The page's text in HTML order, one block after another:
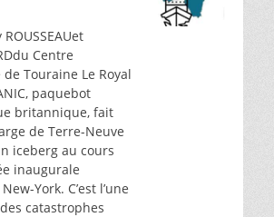
Centre
Touraine Le Royal
paquebot
britannique, fait
de Terre-Neuve
iceberg au cours
inaugurale
York. C’est l’une
catastrophes